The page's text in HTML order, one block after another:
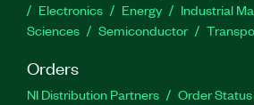
Electronics
Energy Industrial
Sciences
Semiconductor
Orders
NI Distribution Partners Order